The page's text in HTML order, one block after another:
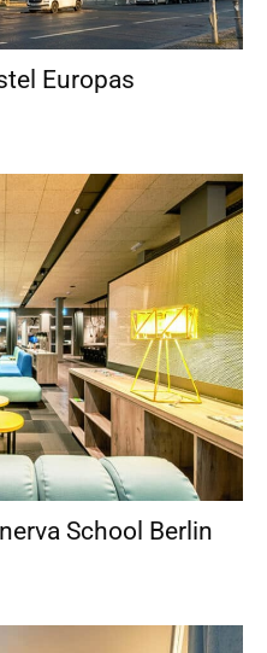
Europas
School Berlin